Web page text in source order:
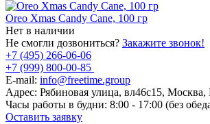
Oreo Xmas Candy Cane, 100 гр
Нет в наличии
Не смогли дозвониться? Закажите звонок!
+7 (495) 266-06-06
+7 (999) 800-00-85
E-mail: info@freetime.group
Адрес: Рябиновая улица, вл46с15, Москва,
Часы работы в будни: 8:00 - 17:00 (без
Оставить заявку